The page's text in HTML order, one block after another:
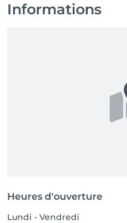
Informations
Heures d'ouverture
Lundi - Vendredi